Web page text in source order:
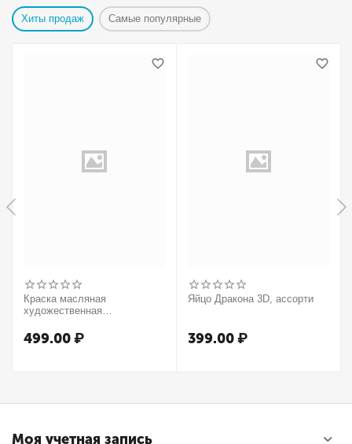
Хиты продаж Самые популярные
Краска масляная
художественная
37мл, туба, оранжевый
499.00₽
Яйцо Дракона 3D, ассорти
399.00₽
Моя учетная запись